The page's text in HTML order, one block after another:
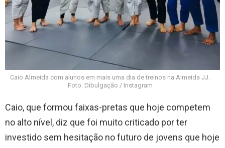
Caio Almeida com alunos em mais uma dia de treinos na Almeida JJ.
Foto: Dibulgação / Instagram
Caio, que formou faixas-pretas que hoje competem
no alto nível, diz que foi muito criticado por ter
investido sem hesitação no futuro de jovens que hoje